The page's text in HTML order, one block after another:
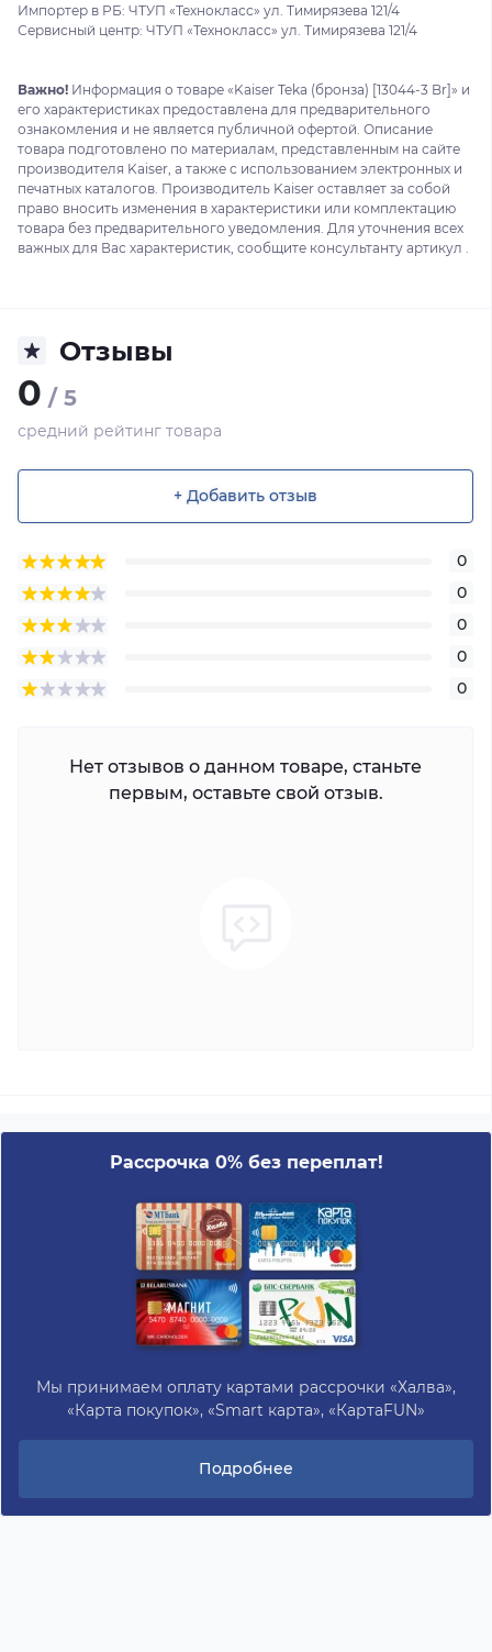
Импортер в РБ: ЧТУП «Технокласс» ул. Тимирязева 121/4
Сервисный центр: ЧТУП «Технокласс» ул. Тимирязева 121/4
Важно! Информация о товаре «Kaiser Teka (бронза) [13044-3 Br]» и
его характеристиках предоставлена для предварительного
ознакомления и не является публичной офертой. Описание
товара подготовлено по материалам, представленным на сайте
производителя Kaiser, а также с использованием электронных и
печатных каталогов. Производитель Kaiser оставляет за собой
право вносить изменения в характеристики или комплектацию
товара без предварительного уведомления. Для уточнения всех
важных для Вас характеристик, сообщите консультанту артикул .
Отзывы
0 / 5
средний рейтинг товара
+ Добавить отзыв
0
0
0
0
0
Нет отзывов о данном товаре, станьте
первым, оставьте свой отзыв.
Рассрочка 0% без переплат!
Мы принимаем оплату картами рассрочки «Халва»,
«Карта покупок», «Smart карта», «КартаFUN»
Подробнее